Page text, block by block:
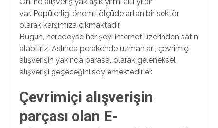
var. Popülerliği önemli ölçüde artan bir sektör
olarak karşımıza çıkmaktadır.
Bugün, neredeyse her şeyi internet üzerinden satın
alabiliriz. Aslında perakende uzmanları, çevrimiçi
alışverişin yakında parasal olarak geleneksel
alışverişi geçeceğini söylemektedirler.
Çevrimiçi alışverişin
parçası olan E-